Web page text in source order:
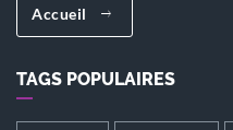
Accueil
TAGS POPULAIRES